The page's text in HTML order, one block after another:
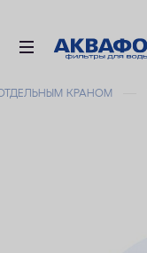
КРАНОМ